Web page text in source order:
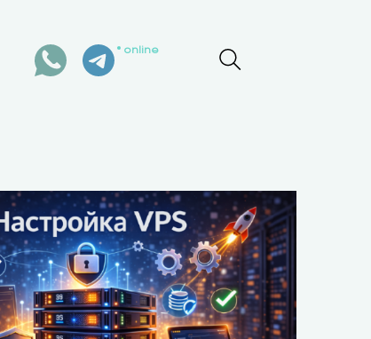
online